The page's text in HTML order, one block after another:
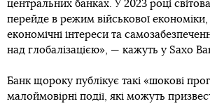
центральних банках. У 2023 році
перейде в режим військової економіки,
економічні інтереси та
над глобалізацією», — кажуть у Saxo
Банк щороку публікує такі «шокові
малоймовірні події, які можуть